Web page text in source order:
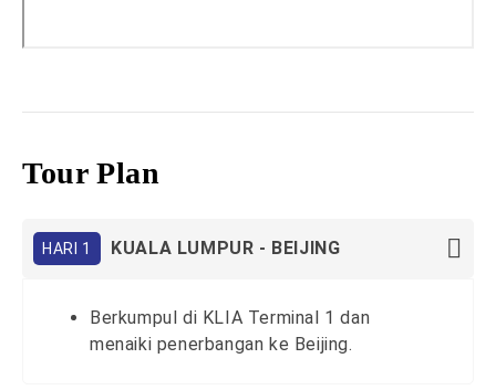
Tour Plan
HARI 1 KUALA LUMPUR - BEIJING
Berkumpul di KLIA Terminal 1 dan
menaiki penerbangan ke Beijing.